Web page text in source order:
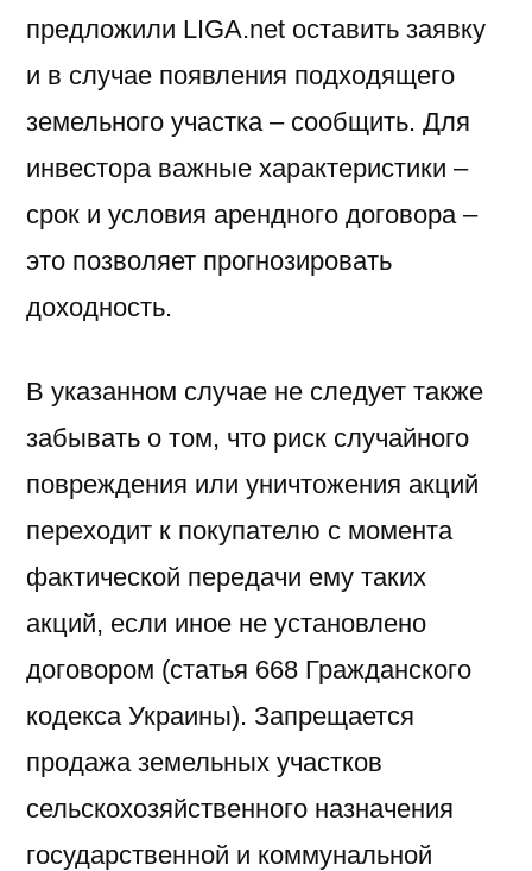
предложили LIGA.net оставить заявку
и в случае появления подходящего
земельного участка – сообщить. Для
инвестора важные характеристики –
срок и условия арендного договора –
это позволяет прогнозировать
доходность.
В указанном случае не следует также
забывать о том, что риск случайного
повреждения или уничтожения акций
переходит к покупателю с момента
фактической передачи ему таких
акций, если иное не установлено
договором (статья 668 Гражданского
кодекса Украины). Запрещается
продажа земельных участков
сельскохозяйственного назначения
государственной и коммунальной